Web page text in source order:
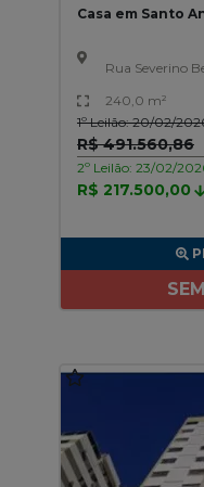
Casa em Santo
Rua Severino
240,0 m²
1º Leilão: 20/02/
R$ 491.560,86
2º Leilão: 23/02/
R$ 217.500,00